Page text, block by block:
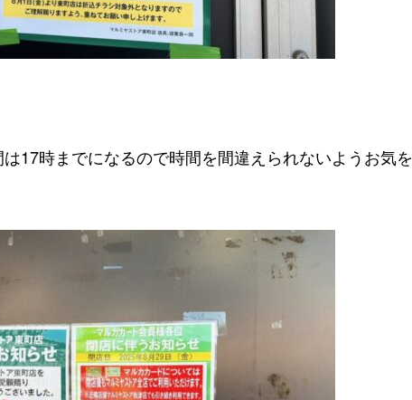
17時までになるので時間を間違えられないようお気を